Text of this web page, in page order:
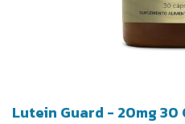
Lutein Guard - 20mg 30